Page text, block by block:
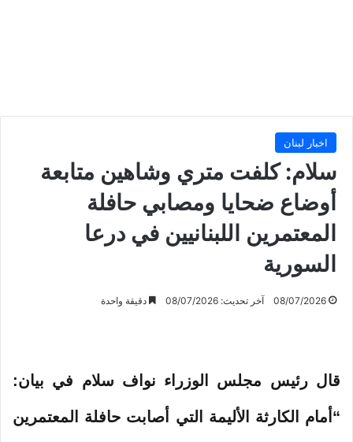
اخبار لبنان
سلام: كلفت متري وشاهين متابعة
أوضاع ضحايا ومصابي حافلة
المعتمرين اللبنانيين في درعا
السورية
08/07/2026 آخر تحديث: 08/07/2026 دقيقة واحدة
قال رئيس مجلس الوزراء نواف سلام في بيان:
“أمام الكارثة الأليمة التي أصابت حافلة المعتمرين